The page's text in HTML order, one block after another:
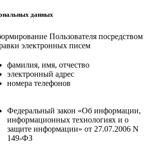
данных
Пользователя посредством
электронных писем
фамилия, имя, отчество
электронный адрес
номера телефонов
Федеральный закон «Об информации,
информационных технологиях и о
защите информации» от 27.07.2006 N
149-ФЗ